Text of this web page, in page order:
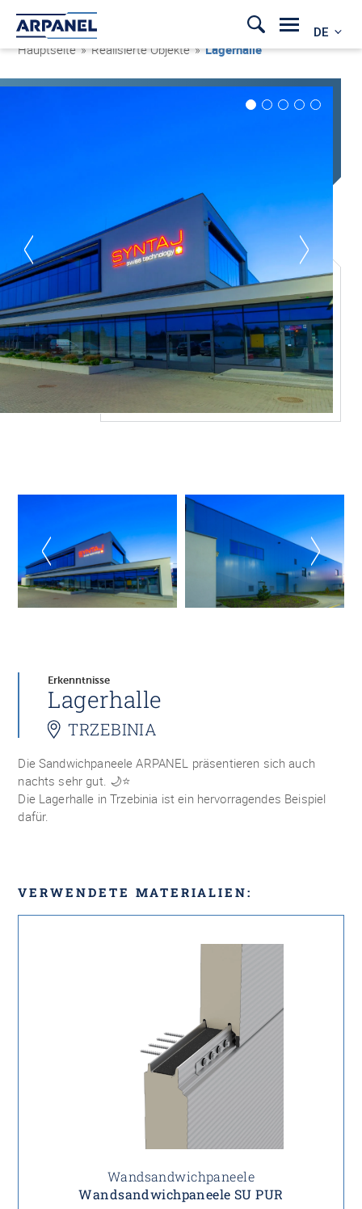
DE
Hauptseite » Realisierte Objekte »Lagerhalle
Erkenntnisse
Lagerhalle
TRZEBINIA
Die Sandwichpaneele ARPANEL präsentieren sich auch
nachts sehr gut. 🌙⭐
Die Lagerhalle in Trzebinia ist ein hervorragendes Beispiel
dafür.
VERWENDETE MATERIALIEN:
Wandsandwichpaneele
Wandsandwichpaneele SU PUR